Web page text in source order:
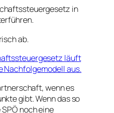
in
ab.
läuft
Nachfolgemodell aus.
wenn es
gibt. Wenn das so
noch eine